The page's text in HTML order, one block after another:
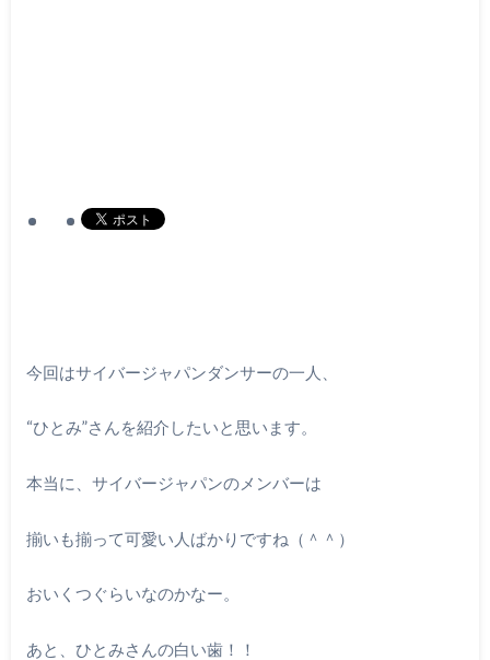
今回はサイバージャパンダンサーの一人、
“ひとみ”さんを紹介したいと思います。
本当に、サイバージャパンのメンバーは
揃いも揃って可愛い人ばかりですね（＾＾）
おいくつぐらいなのかなー。
あと、ひとみさんの白い歯！！